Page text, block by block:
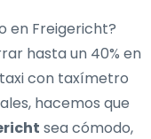
en Freigericht?
hasta un 40% en
con taxímetro
hacemos que
sea cómodo,